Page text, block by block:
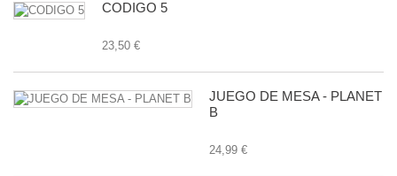
CODIGO 5
23,50 €
JUEGO DE MESA - PLANET
B
24,99 €